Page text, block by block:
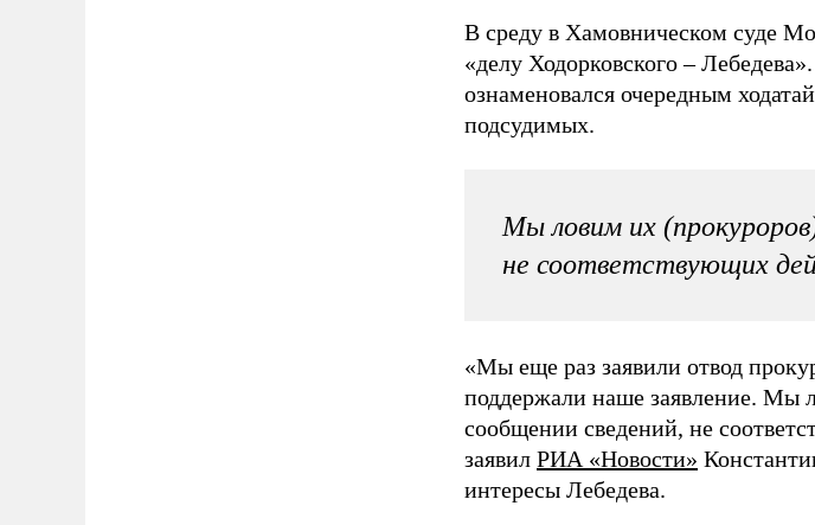
В среду в Хамовническом суде
«делу Ходорковского –
ознаменовался очередным
подсудимых.
Мы ловим их
не соответствующих
«Мы еще раз заявили отвод
поддержали наше заявление. Мы
сообщении сведений, не
заявил РИА «Новости»
интересы Лебедева.